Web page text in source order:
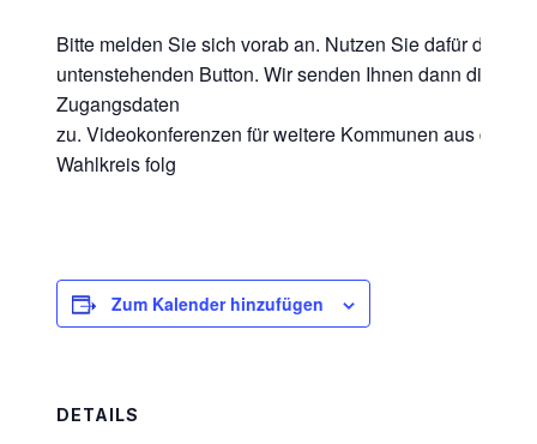
Bitte melden Sie sich vorab an. Nutzen Sie dafür den
untenstehenden Button. Wir senden Ihnen dann die
Zugangsdaten
zu. Videokonferenzen fürweitere Kommunen aus dem
Wahlkreis folg
Zum Kalender hinzufügen
DETAILS